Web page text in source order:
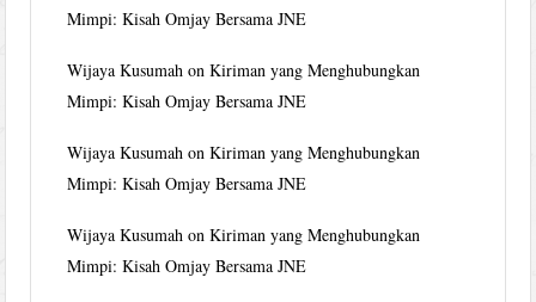
Mimpi: Kisah Omjay Bersama JNE
Wijaya Kusumah onKiriman yang Menghubungkan
Mimpi: Kisah Omjay Bersama JNE
Wijaya Kusumah onKiriman yang Menghubungkan
Mimpi: Kisah Omjay Bersama JNE
Wijaya Kusumah onKiriman yang Menghubungkan
Mimpi: Kisah Omjay Bersama JNE